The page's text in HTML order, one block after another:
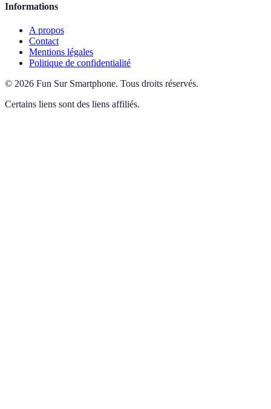
Informations
A propos
Contact
Mentions légales
Politique de confidentialité
© 2026 Fun Sur Smartphone. Tous droits réservés.
Certains liens sont des liens affiliés.